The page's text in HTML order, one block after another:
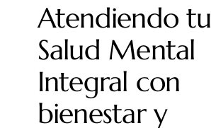
Atendiendo tu
Salud Mental
Integral con
bienestar y